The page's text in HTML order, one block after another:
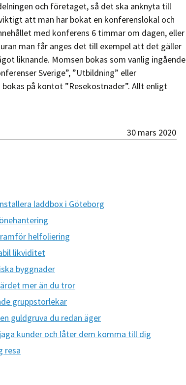
och företaget, så det ska anknyta till
att man har bokat en konferenslokal och
med konferens 6 timmar om dagen, eller
man får anges det till exempel att det gäller
liknande. Momsen bokas som vanlig ingående
Sverige”, ”Utbildning” eller
på kontot ”Resekostnader”. Allt enligt
30 mars 2020
laddbox i Göteborg
helfoliering
likviditet
byggnader
mer än du tror
gruppstorlekar
guldgruva du redan äger
kunder och låter dem komma till dig
resa